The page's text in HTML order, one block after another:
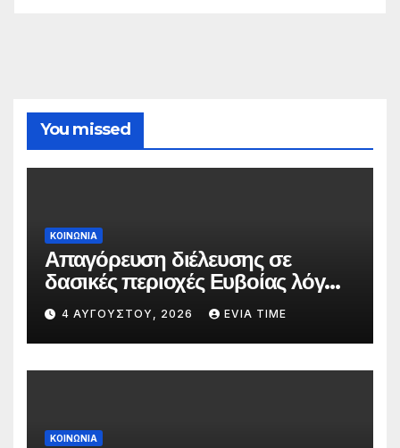
You missed
ΚΟΙΝΩΝΙΑ
Απαγόρευση διέλευσης σε
δασικές περιοχές Ευβοίας λόγω
πολύ υψηλού κινδύνου
πυρκαγιάς
4 ΑΥΓΟΎΣΤΟΥ, 2026 EVIA TIME
ΚΟΙΝΩΝΙΑ